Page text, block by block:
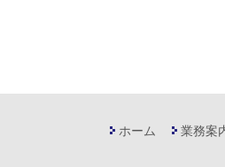
ホーム 業務案